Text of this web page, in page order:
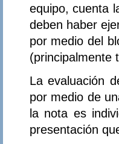
equipo, cuenta
deben haber
por medio del
(principalmente
La evaluación
por medio de
la nota es
presentación